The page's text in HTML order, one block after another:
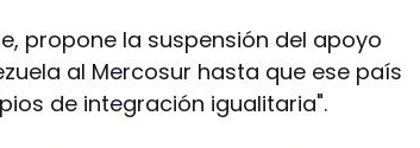
propone la suspensión del apoyo
al Mercosur hasta que ese país
de integración igualitaria".